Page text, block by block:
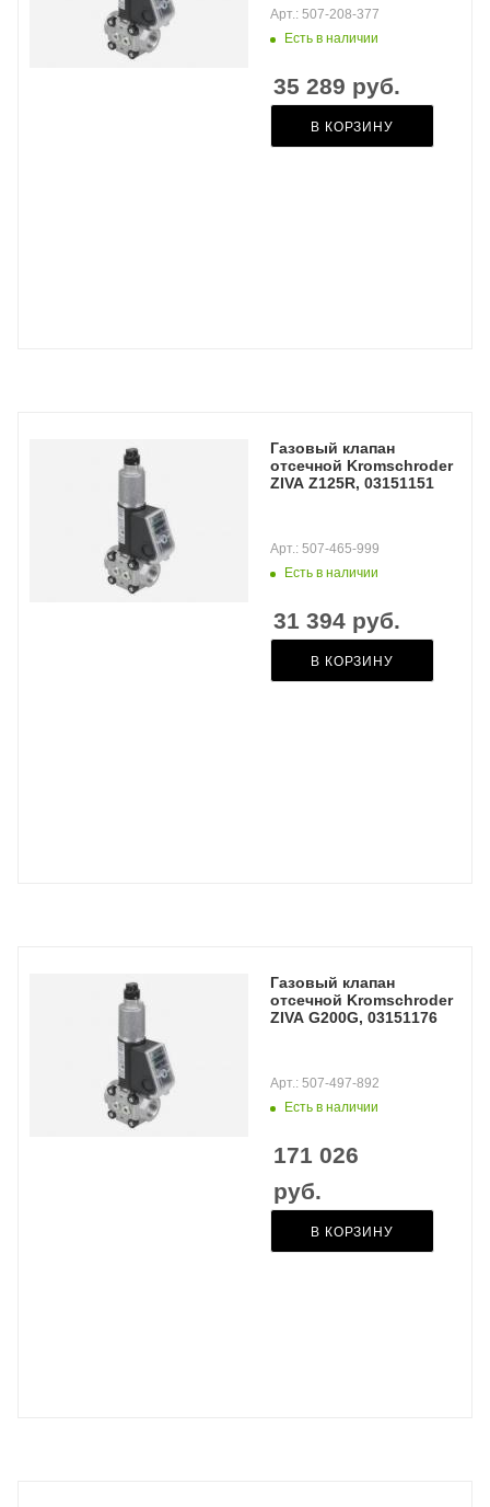
Есть в наличии
Арт.: 507-208-377
35 289 руб.
В КОРЗИНУ
Газовый клапан
отсечной Kromschroder
ZIVA Z125R, 03151151
Есть в наличии
Арт.: 507-465-999
31 394 руб.
В КОРЗИНУ
Газовый клапан
отсечной Kromschroder
ZIVA G200G, 03151176
Есть в наличии
Арт.: 507-497-892
171 026
руб.
В КОРЗИНУ